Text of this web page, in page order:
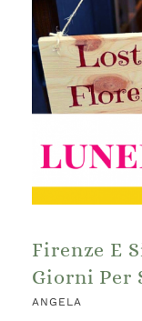
Firenze E
Giorni Per
ANGELA